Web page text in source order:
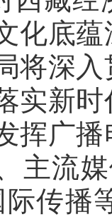
化底
将深
实新
挥广
主流
际传播